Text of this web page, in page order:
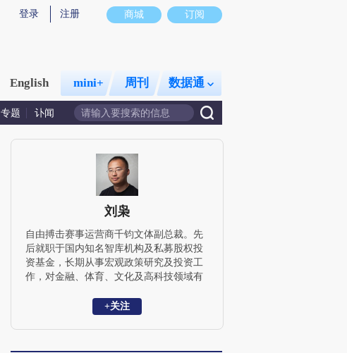
商城 订阅
登录 注册
English mini+ 周刊 数据通
专题 讣闻
刘枭
自由搏击赛事运营商千钧文体副总裁。先
后就职于国内知名智库机构及私募股权投
资基金，长期从事宏观政策研究及投资工
作，对金融、体育、文化及高科技领域有
+关注